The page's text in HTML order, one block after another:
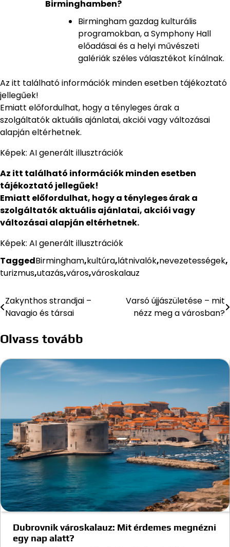
Birminghamben?
Birmingham gazdag kulturális
programokban, a Symphony Hall
előadásai és a helyi művészeti
galériák széles választékot kínálnak.
Az itt található információk minden esetben tájékoztató
jellegűek!
Emiatt előfordulhat, hogy a tényleges árak a
szolgáltatók aktuális ajánlatai, akciói vagy változásai
alapján eltérhetnek.
Képek: AI generált illusztrációk
Az itt található információk minden esetben
tájékoztató jellegűek!
Emiatt előfordulhat, hogy a tényleges árak a
szolgáltatók aktuális ajánlatai, akciói vagy
változásai alapján eltérhetnek.
Képek: AI generált illusztrációk
TaggedBirmingham,kultúra,látnivalók,nevezetességek,
turizmus,utazás,város,városkalauz
Bejegyzés
navigáció
Zakynthos strandjai –
Navagio és társai
Varsó újjászületése – mit
nézz meg a városban?
Olvass tovább
Dubrovnik városkalauz: Mit érdemes megnézni
egy nap alatt?